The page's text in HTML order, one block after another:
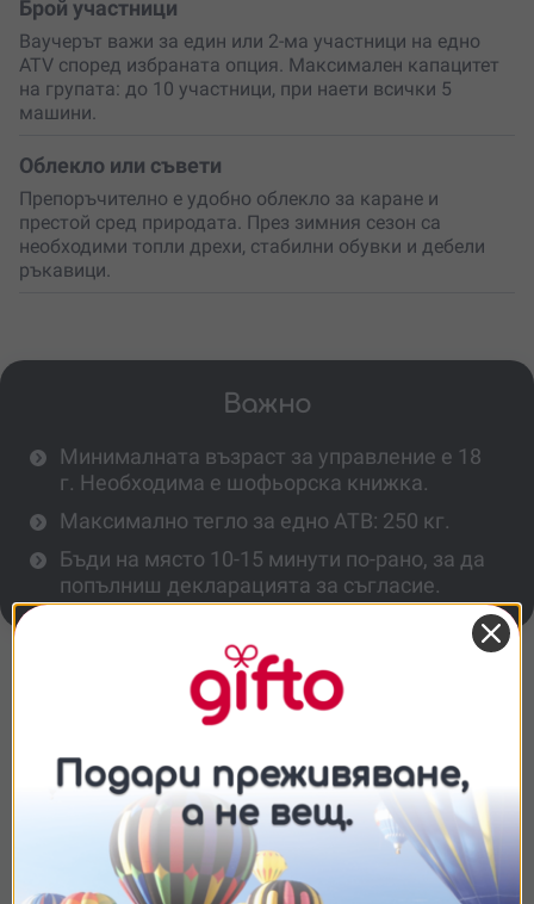
Брой участници
Ваучерът важи за един или 2-ма участници на едно
ATV според избраната опция. Максимален капацитет
на групата: до 10 участници, при наети всички 5
машини.
Облекло или съвети
Препоръчително е удобно облекло за каране и
престой сред природата. През зимния сезон са
необходими топли дрехи, стабилни обувки и дебели
ръкавици.
Важно
Минималната възраст за управление е 18
г. Необходима е шофьорска книжка.
Максимално тегло за едно АТВ: 250 кг.
Бъди на място 10-15 минути по-рано, за да
попълниш декларацията за съгласие.
Повече информация
Какви места ще посетим по
маршрута?
Колко души могат да се качат на едно
Съгласие Подробности Относно
Ние използваме бисквитки. Използваме